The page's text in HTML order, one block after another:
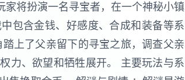
将扮演一名寻宝者，在一个神秘小镇
包含金钱、好感度、合成和装备等系
上了父亲留下的寻宝之旅，调查父亲
力、欲望和牺牲展开。 主要玩法与系